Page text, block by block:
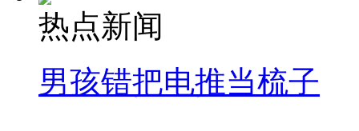
司机酒驾遇交警 急速倒车逃窜
热点新闻
男孩错把电推当梳子